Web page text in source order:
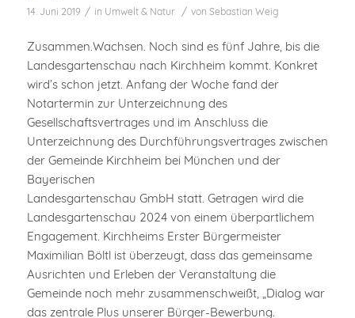
14. Juni 2019 / in Umwelt & Natur / von Sebastian Weig
Zusammen.Wachsen. Noch sind es fünf Jahre, bis die
Landesgartenschau nach Kirchheim kommt. Konkret
wird’s schon jetzt. Anfang der Woche fand der
Notartermin zur Unterzeichnung des
Gesellschaftsvertrages und im Anschluss die
Unterzeichnung des Durchführungsvertrages zwischen
der Gemeinde Kirchheim bei München und der
Bayerischen
Landesgartenschau GmbH statt. Getragen wird die
Landesgartenschau 2024 von einem überpartlichem
Engagement. Kirchheims Erster Bürgermeister
Maximilian Böltl ist überzeugt, dass das gemeinsame
Ausrichten und Erleben der Veranstaltung die
Gemeinde noch mehr zusammenschweißt, „Dialog war
das zentrale Plus unserer Bürger-Bewerbung.